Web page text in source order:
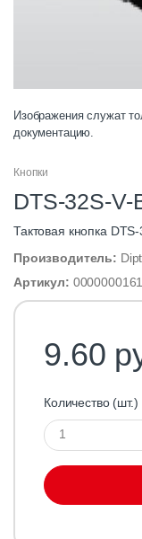
Изображения служат
документацию.
Кнопки
DTS-32S-V-
Тактовая кнопка
Производитель:
Артикул:
9.60
Количество (шт.)